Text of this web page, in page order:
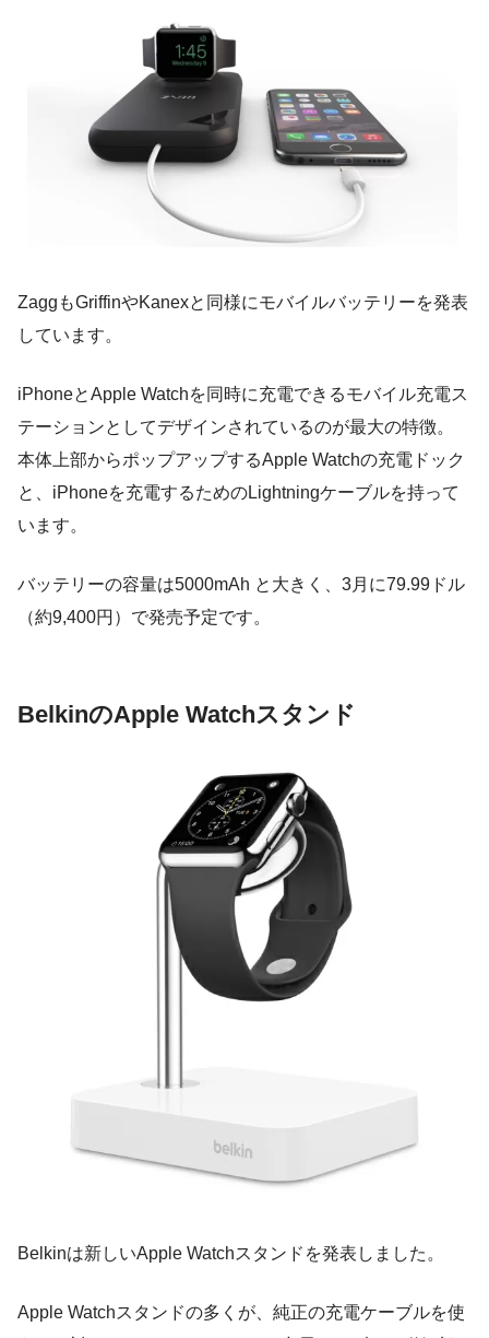
ZaggもGriffinやKanexと同様にモバイルバッテリーを発表
しています。
iPhoneとApple Watchを同時に充電できるモバイル充電ス
テーションとしてデザインされているのが最大の特徴。
本体上部からポップアップするApple Watchの充電ドック
と、iPhoneを充電するためのLightningケーブルを持って
います。
バッテリーの容量は5000mAh と大きく、3月に79.99ドル
（約9,400円）で発売予定です。
BelkinのApple Watchスタンド
Belkinは新しいApple Watchスタンドを発表しました。
Apple Watchスタンドの多くが、純正の充電ケーブルを使